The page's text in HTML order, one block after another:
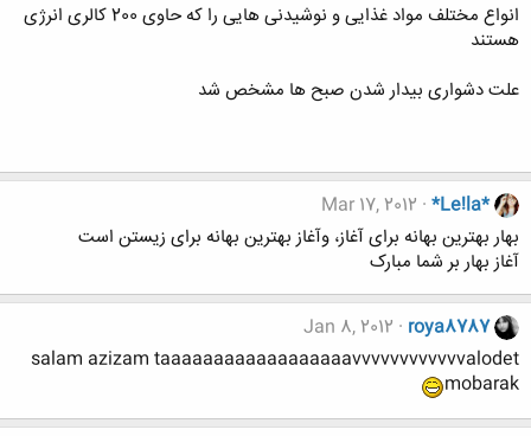
انواع مختلف مواد غذایی و نوشیدنی هایی را که حاوی 200 کالری انرژی
هستند
علت دشواری بیدار شدن صبح ها مشخص شد
*Le!la*
Mar 17, 2012
بهار بهترین بهانه برای آغاز، وآغاز بهترین بهانه برای زیستن است
آغاز بهار بر شما مبارک
roya8787
Jan 8, 2012
salam azizam taaaaaaaaaaaaaaaaaavvvvvvvvvvvvalodet
mobarak